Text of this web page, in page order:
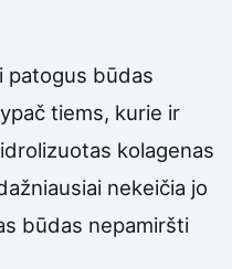
patogus būdas
tiems, kurie ir
kolagenas
nekeičia jo
būdas nepamiršti